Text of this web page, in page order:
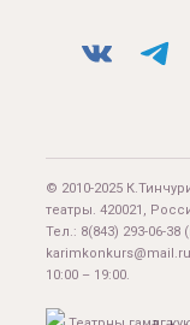
© 2010-2025
театры. 420021,
Тел.: 8(843) 293-06-38
karimkonkurs@mail.ru
10:00 – 19:00.